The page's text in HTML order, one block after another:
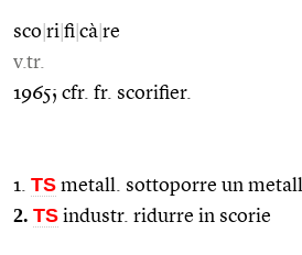
sco ri fi cà re
v.tr.
1965; cfr. fr. scorifier.
1. TS metall. sottoporre un
2. TS industr. ridurre in scorie